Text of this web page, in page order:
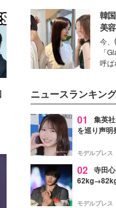
ニオ
デル
談
ら
の
ーに
韓
美
「
今、
「
呼ば
して
めて
子。
な髪
ます。
ニュースランキング
01
集英
を巡り声明
モデルプレス
02 寺田
「かっこい
モデルプレス